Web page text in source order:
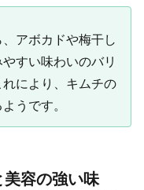
アボカドや梅干し
すい味わいのバリ
により、キムチの
うです。
容の強い味